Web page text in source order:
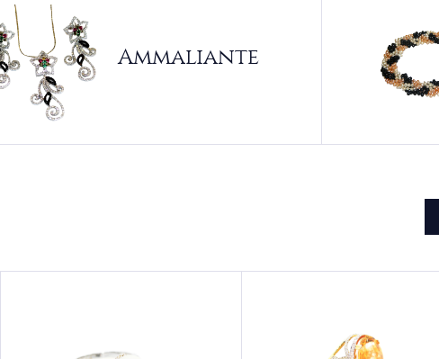
Ammaliante